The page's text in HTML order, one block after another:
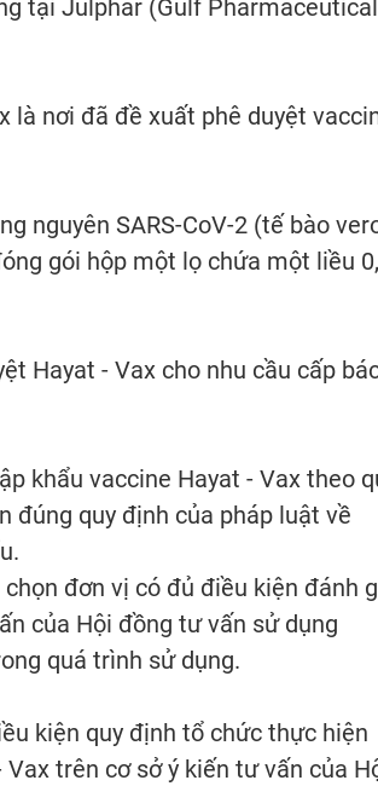
tại Julphar (Gulf Pharmaceutical
là nơi đã đề xuất phê duyệt
nguyên SARS-CoV-2 (tế bào
gói hộp một lọ chứa một liều
Hayat - Vax cho nhu cầu cấp
khẩu vaccine Hayat - Vax theo
đúng quy định của pháp luật về
đơn vị có đủ điều kiện đánh
của Hội đồng tư vấn sử dụng
quá trình sử dụng.
kiện quy định tổ chức thực hiện
trên cơ sở ý kiến tư vấn của